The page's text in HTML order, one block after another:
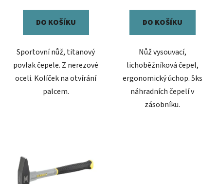
DO KOŠÍKU
Sportovní nůž, titanový
povlak čepele. Z nerezové
oceli. Kolíček na otvírání
palcem.
z
DO KOŠÍKU
Nůž vysouvací,
lichoběžníková čepel,
ergonomický úchop. 5ks
náhradních čepelí v
zásobníku.